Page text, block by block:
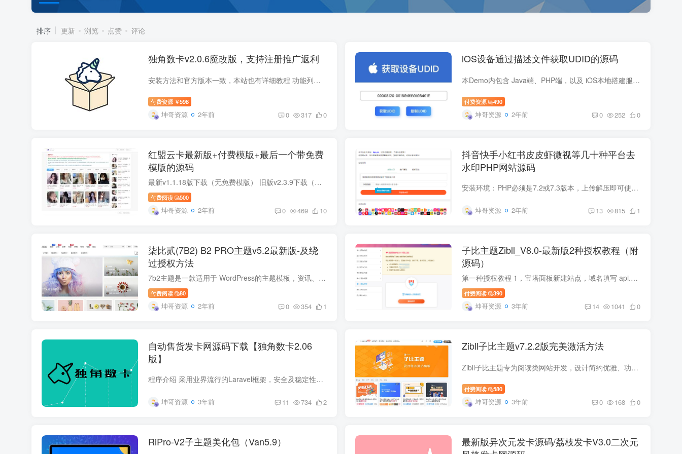
排序 更新 浏览 点赞 评论
独角数卡v2.0.6魔改版，支持注册推广返利
安装方法和官方版本一致，本站也有详细教程 功能列表： 余额充值/支付系统/提现 登录/注册/邀请功能 商品自定义百分比返利! aff推广返利 虚拟随机展示购买商品功能 新增商品最低购买数量，方便...
付费资源 ￥598
坤哥资源 2年前 0 317 0
iOS设备通过描述文件获取UDID的源码
本Demo内包含 Java端、PHP端，以及 iOS本地搭建服务器，安装 描述文件获取手机唯一UDID 以及回调的方法 查看演示网站 证书签名 由于.mobileconfig描述文件没有签名，安装里会显示红色警告，所以...
付费资源 490
坤哥资源 2年前 0 252 0
红盟云卡最新版+付费模版+最后一个带免费
模版的源码
最新v1.1.18版下载（无免费模版） 旧版v2.3.9下载（自带免费模版） 官方付费模版下载（适合最新v1.1.18版）
付费阅读 500
坤哥资源 2年前 0 469 10
抖音快手小红书皮皮虾微视等几十种平台去
水印PHP网站源码
安装环境：PHP必须是7.2或7.3版本，上传解压即可使用 网站名称，站长资料，等信息修改在includes/config.php 演示图片 演示网站：https://www.6qq.cn/
坤哥资源 2年前 13 815 1
柒比贰(7B2) B2 PRO主题v5.2最新版-及绕
过授权方法
7b2主题是一款适用于 WordPress的主题模板，资讯、资源、社交、商城、圈子、导航等多功能商用主题，此主题是wordpress主题一款非常火爆且强大的中文主题模板，市面上很多资源站都是采用的这个主...
付费阅读 80
坤哥资源 2年前 0 354 1
子比主题Zibll_V8.0-最新版2种授权教程（附
源码）
第一种授权教程 1，宝塔面板新建站点，域名填写 api.zibll.com，并开启SSL（随便找个域名的证书就行） 2，下载压缩包文件，将里面2个文件（.htaccess和index.php）上传到网站根目录 3，网站配置...
付费阅读 390
坤哥资源 3年前 14 1041 0
自动售货发卡网源码下载【独角数卡2.06
版】
程序介绍 采用业界流行的Laravel框架，安全及稳定性提升.支持自定义前端模板功能支持国际化多语言包(需自行翻译)代码全部开源,所有扩展包采用composer加载,代码所有内容可溯源!长期技术更新支持...
坤哥资源 3年前 11 734 2
Zibll子比主题v7.2.2版完美激活方法
Zibll子比主题专为阅读类网站开发，设计简约优雅、功能全面。UI界面模块化、多种布局、多种显示效果可选择，高度自由化，更容易搭配出自己喜欢的网站。支持付费阅读，付费下载，付费视频的支付...
付费阅读 580
坤哥资源 3年前 0 168 0
RiPro-V2子主题美化包（Van5.9）
最新版异次元发卡源码/荔枝发卡V3.0二次元